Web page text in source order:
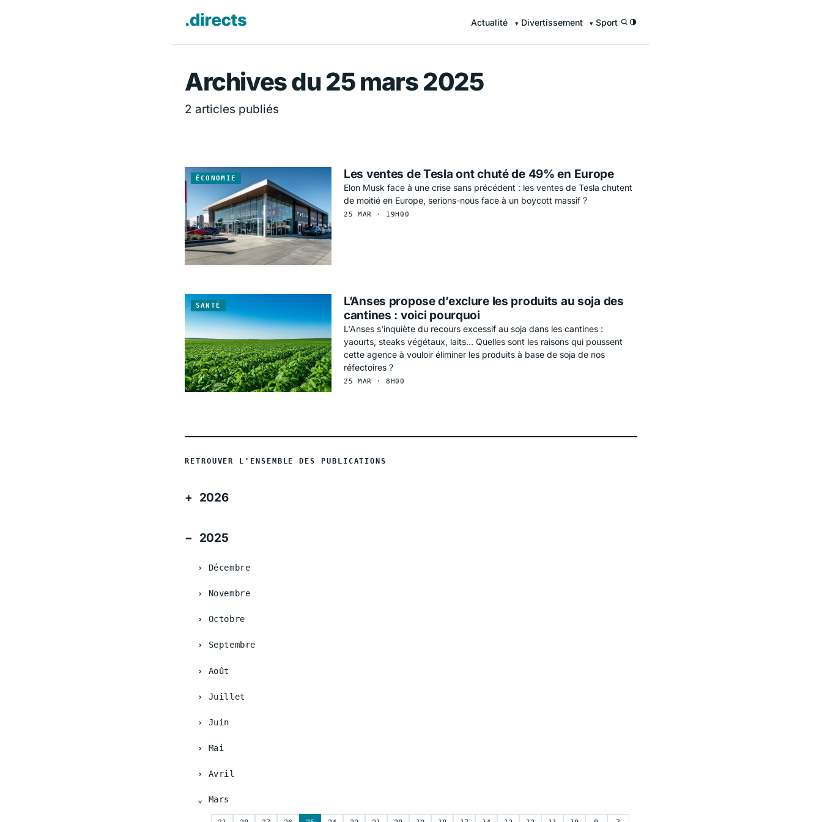
Directs.fr — Information en continu
Actualité Divertissement Sport/
Archives du 25 mars 2025
2 articles publiés
ÉCONOMIE Les ventes de Tesla ont chuté de 49% en Europe
Elon Musk face à une crise sans précédent : les ventes de Tesla chutent
de moitié en Europe, serions-nous face à un boycott massif ?
25 MAR · 19H00
SANTÉ
L’Anses propose d’exclure les produits au soja des
cantines : voici pourquoi
L'Anses s'inquiète du recours excessif au soja dans les cantines :
yaourts, steaks végétaux, laits... Quelles sont les raisons qui poussent
cette agence à vouloir éliminer les produits à base de soja de nos
réfectoires ?
25 MAR · 8H00
RETROUVER L'ENSEMBLE DES PUBLICATIONS
2026
2025
Décembre
Novembre
Octobre
Septembre
Août
Juillet
Juin
Mai
Avril
Mars